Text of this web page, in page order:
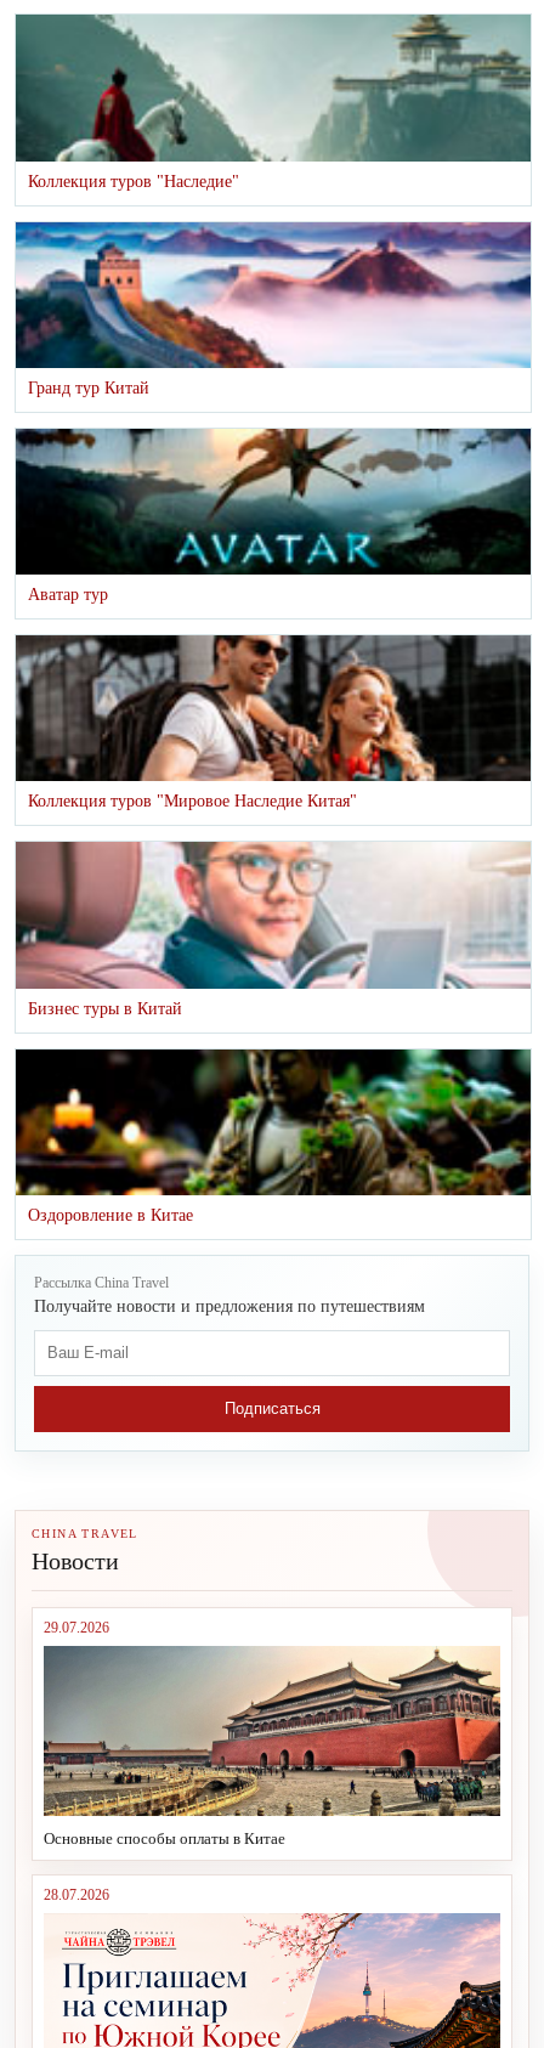
Коллекция туров "Наследие"
Гранд тур Китай
Аватар тур
Коллекция туров "Мировое Наследие Китая"
Бизнес туры в Китай
Оздоровление в Китае
Рассылка China Travel
Получайте новости и предложения по путешествиям
Подписаться
CHINA TRAVEL
Новости
29.07.2026
Основные способы оплаты в Китае
28.07.2026